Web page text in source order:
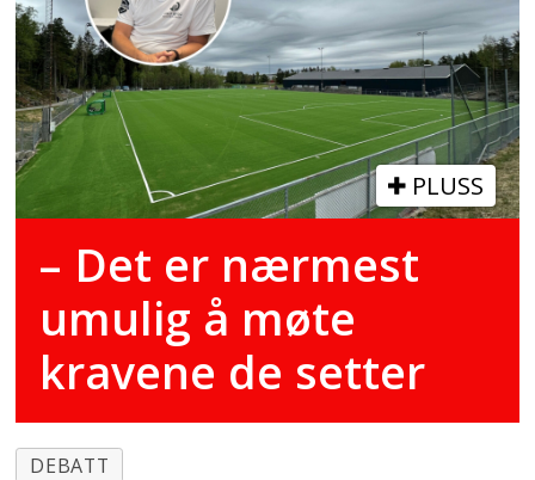
PLUSS
– Det er nærmest
umulig å møte
kravene de setter
DEBATT